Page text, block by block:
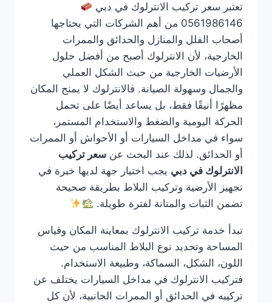
تعتبر سعر تركيب الانترلوك في دبي
0561986146 من أهم الشركات التي يحتاجها
أصحاب الفلل والمنازل والحدائق والممرات
الخارجية، لأن الانترلوك أصبح من أفضل حلول
الأرضيات الخارجية من حيث الشكل العملي
والجمال وسهولة الصيانة. فالانترلوك لا يمنح المكان
مظهرًا أنيقًا فقط، بل يساعد أيضًا على تحمل
الحركة اليومية والضغط والاستخدام المستمر،
سواء في مداخل السيارات أو الأحواش أو الممرات
أو الحدائق. لذلك عند البحث عن سعر تركيب
الانترلوك في دبي يجب اختيار جهة لديها خبرة في
تجهيز الأرضية وتركيب البلاط بطريقة صحيحة
تضمن الثبات والمتانة لفترة طويلة.
تبدأ خدمة تركيب الانترلوك بمعاينة المكان وقياس
المساحة وتحديد نوع البلاط المناسب من حيث
اللون، الشكل، السماكة، وطبيعة الاستخدام.
فتركيب الانترلوك في مداخل السيارات يختلف عن
تركيبه في الحدائق أو الممرات الجانبية، لأن كل